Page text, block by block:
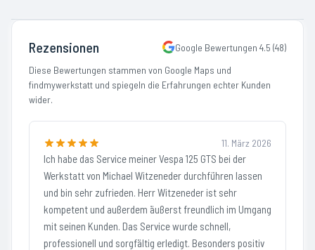
Rezensionen Google Bewertungen 4.5 (48)
Diese Bewertungen stammen von Google Maps und
findmywerkstatt und spiegeln die Erfahrungen echter Kunden
wider.
11. März 2026
Ich habe das Service meiner Vespa 125 GTS bei der
Werkstatt von Michael Witzeneder durchführen lassen
und bin sehr zufrieden. Herr Witzeneder ist sehr
kompetent und außerdem äußerst freundlich im Umgang
mit seinen Kunden. Das Service wurde schnell,
professionell und sorgfältig erledigt. Besonders positiv